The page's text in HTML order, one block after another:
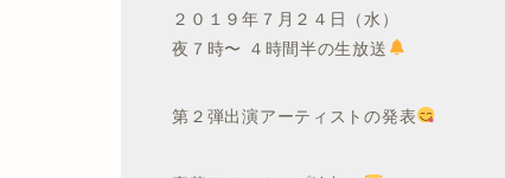
２０１９年７月２４日（水）
夜７時〜 ４時間半の生放送
第２弾出演アーティストの発表